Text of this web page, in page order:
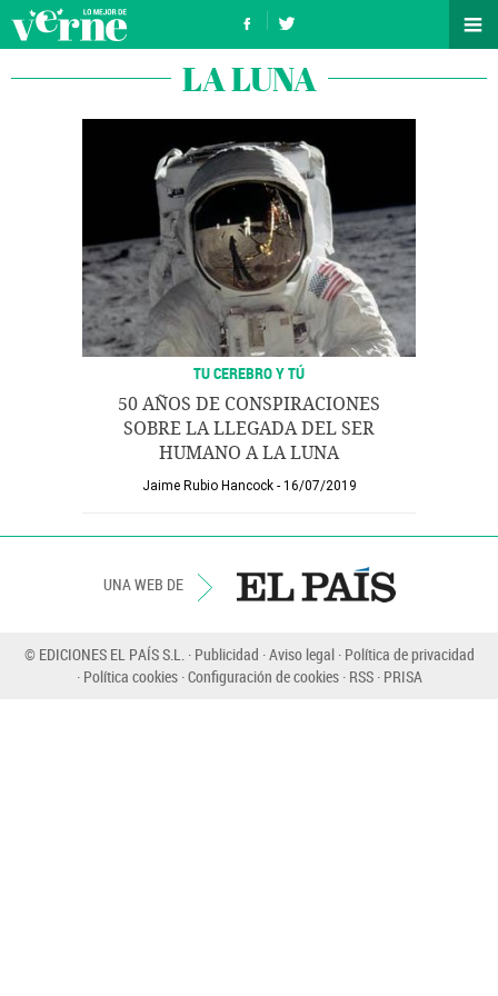
LA LUNA
TU CEREBRO Y TÚ
50 AÑOS DE CONSPIRACIONES
SOBRE LA LLEGADA DEL SER
HUMANO A LA LUNA
Jaime Rubio Hancock 16/07/2019
UNA WEB DE
© EDICIONES EL PAÍS S.L. Publicidad Aviso legal Política de privacidad
Política cookies Configuración de cookies RSS PRISA